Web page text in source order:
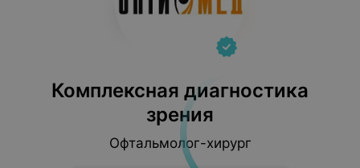
Комплексная диагностика
зрения
Офтальмолог-хирург